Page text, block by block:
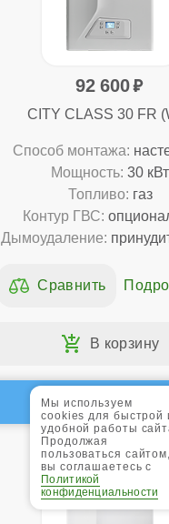
92 600
CITY CLASS 30 FR
Способ монтажа:
Мощность: 30 кВт
Топливо: газ
Контур ГВС:
Дымоудаление:
Заказ в 1 клик
Мы используем
cookies для быстрой
удобной работы
Продолжая
пользоваться сайтом,
вы соглашаетесь с
Политикой
конфиденциальности